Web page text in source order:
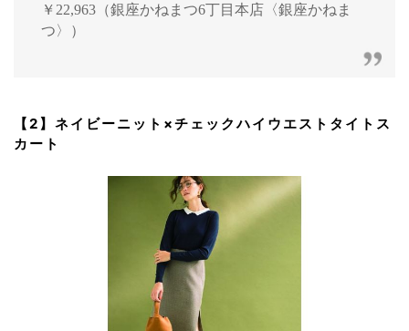
￥22,963（銀座かねまつ6丁目本店〈銀座かねま
つ〉）
【2】ネイビーニット×チェックハイウエストタイトス
カート